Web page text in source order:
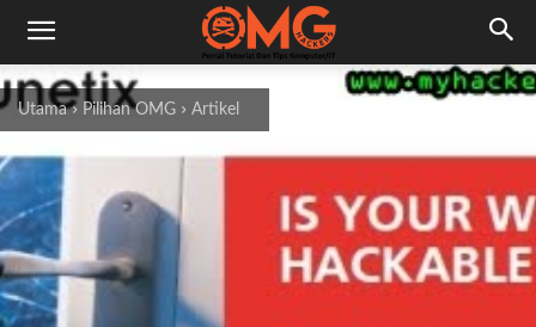
Utama Pilihan OMG Artikel